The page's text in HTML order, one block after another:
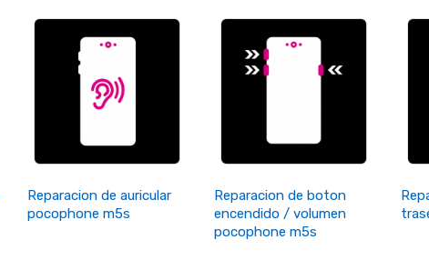
+ Añadir Al Carrito
Reparacion de auricular
pocophone m5s
+ Añadir Al Carrito
Reparacion de boton
encendido / volumen
pocophone m5s